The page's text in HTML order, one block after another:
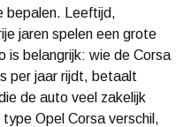
bepalen. Leeftijd,
jaren spelen een grote
is belangrijk: wie de Corsa
per jaar rijdt, betaalt
de auto veel zakelijk
Opel Corsa verschil,